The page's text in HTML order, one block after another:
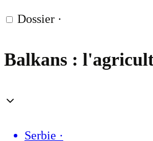
Dossier ·
Balkans :
Serbie ·